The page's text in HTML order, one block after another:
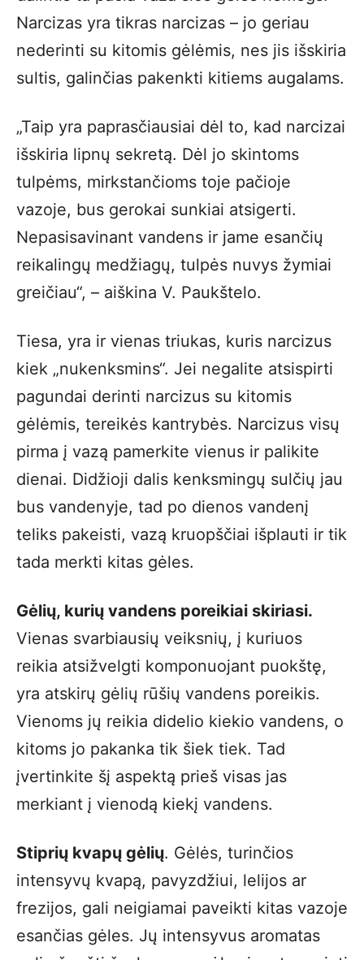
Narcizas yra tikras narcizas – jo geriau
nederinti su kitomis gėlėmis, nes jis išskiria
sultis, galinčias pakenkti kitiems augalams.
„Taip yra paprasčiausiai dėl to, kad narcizai
išskiria lipnų sekretą. Dėl jo skintoms
tulpėms, mirkstančioms toje pačioje
vazoje, bus gerokai sunkiai atsigerti.
Nepasisavinant vandens ir jame esančių
reikalingų medžiagų, tulpės nuvys žymiai
greičiau“, – aiškina V. Paukštelo.
Tiesa, yra ir vienas triukas, kuris narcizus
kiek „nukenksmins“. Jei negalite atsispirti
pagundai derinti narcizus su kitomis
gėlėmis, tereikės kantrybės. Narcizus visų
pirma į vazą pamerkite vienus ir palikite
dienai. Didžioji dalis kenksmingų sulčių jau
bus vandenyje, tad po dienos vandenį
teliks pakeisti, vazą kruopščiai išplauti ir tik
tada merkti kitas gėles.
Gėlių, kurių vandens poreikiai skiriasi.
Vienas svarbiausių veiksnių, į kuriuos
reikia atsižvelgti komponuojant puokštę,
yra atskirų gėlių rūšių vandens poreikis.
Vienoms jų reikia didelio kiekio vandens, o
kitoms jo pakanka tik šiek tiek. Tad
įvertinkite šį aspektą prieš visas jas
merkiant į vienodą kiekį vandens.
Stiprių kvapų gėlių. Gėlės, turinčios
intensyvų kvapą, pavyzdžiui, lelijos ar
frezijos, gali neigiamai paveikti kitas vazoje
esančias gėles. Jų intensyvus aromatas